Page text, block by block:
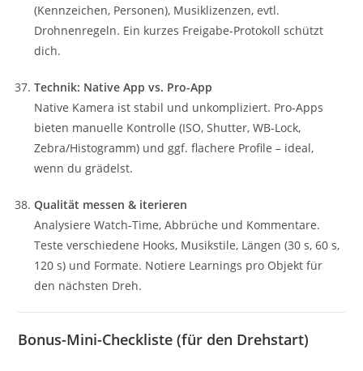
(Kennzeichen, Personen), Musiklizenzen, evtl.
Drohnenregeln. Ein kurzes Freigabe-Protokoll schützt
dich.
Technik: Native App vs. Pro-App
Native Kamera ist stabil und unkompliziert. Pro-Apps
bieten manuelle Kontrolle (ISO, Shutter, WB-Lock,
Zebra/Histogramm) und ggf. flachere Profile – ideal,
wenn du grädelst.
Qualität messen & iterieren
Analysiere Watch-Time, Abbrüche und Kommentare.
Teste verschiedene Hooks, Musikstile, Längen (30 s, 60 s,
120 s) und Formate. Notiere Learnings pro Objekt für
den nächsten Dreh.
Bonus-Mini-Checkliste (für den Drehstart)